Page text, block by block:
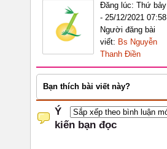
Đăng lúc: Thứ bảy
- 25/12/2021 07:58
Người đăng bài
viết: Bs Nguyễn
Thanh Điền
Bạn thích bài viết này?